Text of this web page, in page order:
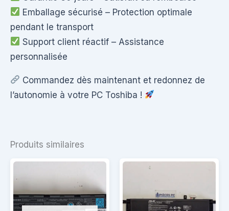
Emballage sécurisé – Protection optimale
pendant le transport
Support client réactif – Assistance
personnalisée
Commandez dès maintenant et redonnez de
l’autonomie à votre PC Toshiba !
Produits similaires